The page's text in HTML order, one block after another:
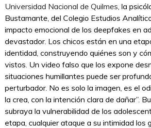
Universidad Nacional de Quilmes , la
Bustamante, del Colegio Estudios
impacto emocional de los deepfakes en
devastador. Los chicos están en una
identidad, construyendo quiénes son y
vistos. Un video falso que los expone
situaciones humillantes puede ser
perturbador. No es solo la imagen, es el
la crea, con la intención clara de dañar”.
subraya la vulnerabilidad de los
etapa, cualquier ataque a su intimidad los